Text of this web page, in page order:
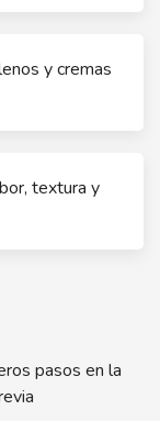
y cremas
textura y
pasos en la